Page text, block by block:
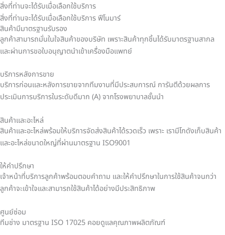
สิ่งที่ท่านจะได้รับเมื่อเลือกใช้บริการ
สิ่งที่ท่านจะได้รับเมื่อเลือกใช้บริการ ฟีโนมาร์
สินค้ามีมาตรฐานรับรอง
ลูกค้าสามารถมั่นในใจสินค้าของบริษัท เพราะสินค้าทุกชิ้นได้รับมาตรฐานสากล
และผ่านการขอใบอนุญาตนำเข้าเครื่องมือแพทย์
บริการหลังการขาย
บริการก่อนและหลังการขายจากทีมงานที่มีประสบการณ์ การันตีด้วยผลการ
ประเมินการบริการในระดับดีมาก (A) จากโรงพยาบาลชั้นนำ
สินค้าและอะไหล่
สินค้าและอะไหล่พร้อมให้บริการจัดส่งสินค้าได้รวดเร็ว เพราะ เรามีโกดังเก็บสินค้า
และอะไหล่ขนาดใหญ่ที่ผ่านมาตรฐาน ISO9001
ให้คำปรึกษา
เจ้าหน้าที่บริการลูกค้าพร้อมตอบคำถาม และให้คำปรึกษาในการใช้สินค้าจนกว่า
ลูกค้าจะเข้าใจและสามารถใช้สินค้าได้อย่างมีประสิทธิภาพ
ศูนย์ซ่อม
ทีมช่าง มาตรฐาน ISO 17025 คอยดูแลคุณภาพผลิตภัณฑ์